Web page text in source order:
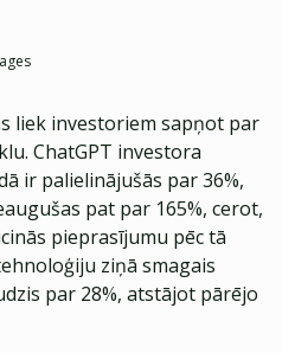
liek investoriem sapņot par
ChatGPT investora
ir palielinājušās par 36%,
pat par 165%, cerot,
pieprasījumu pēc tā
ziņā smagais
par 28%, atstājot pārējo